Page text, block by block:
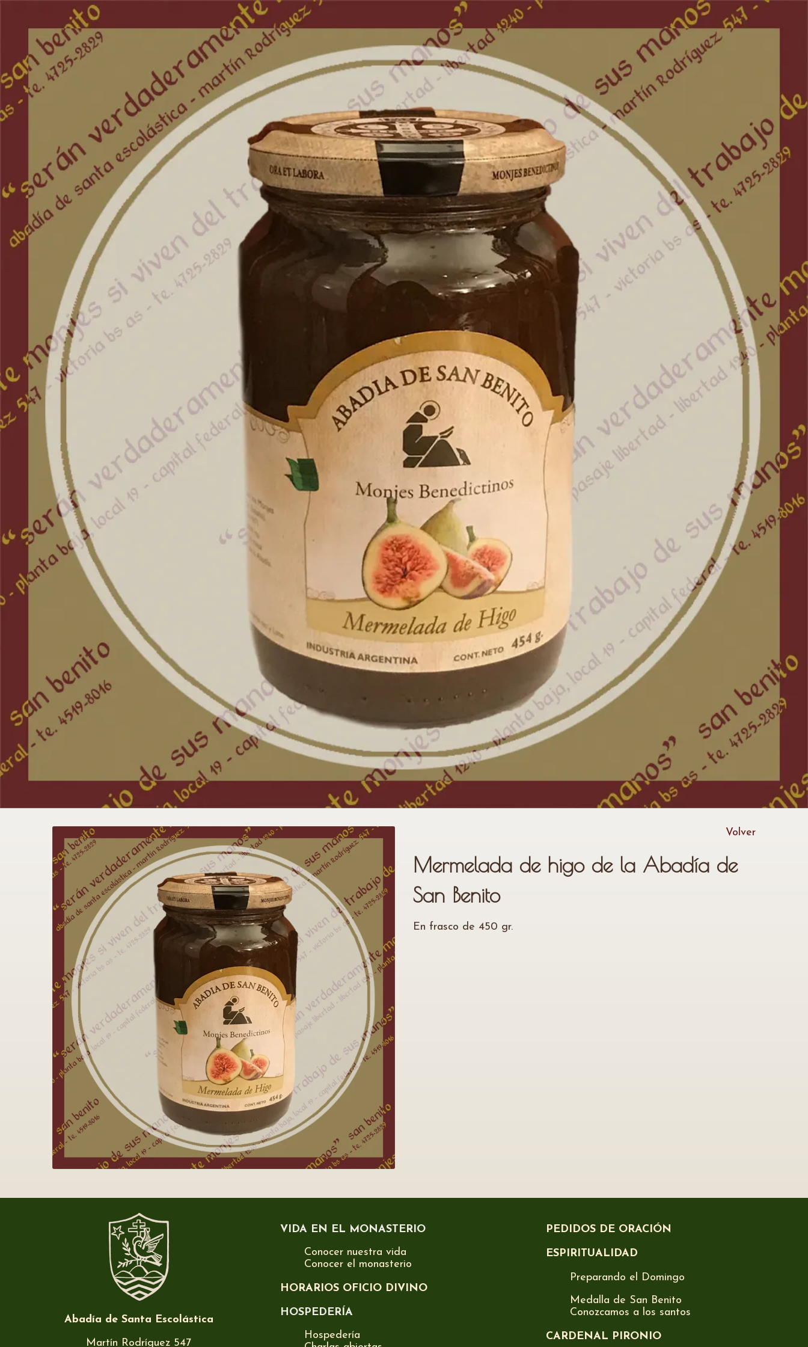
Volver
Mermelada de higo de la Abadía de
San Benito
En frasco de 450 gr.
Abadía de Santa Escolástica
Martín Rodríguez 547
VIDA EN EL MONASTERIO
Conocer nuestra vida
Conocer el monasterio
HORARIOS OFICIO DIVINO
HOSPEDERÍA
Hospedería
PEDIDOS DE ORACIÓN
ESPIRITUALIDAD
Preparando el Domingo
Medalla de San Benito
Conozcamos a los santos
CARDENAL PIRONIO